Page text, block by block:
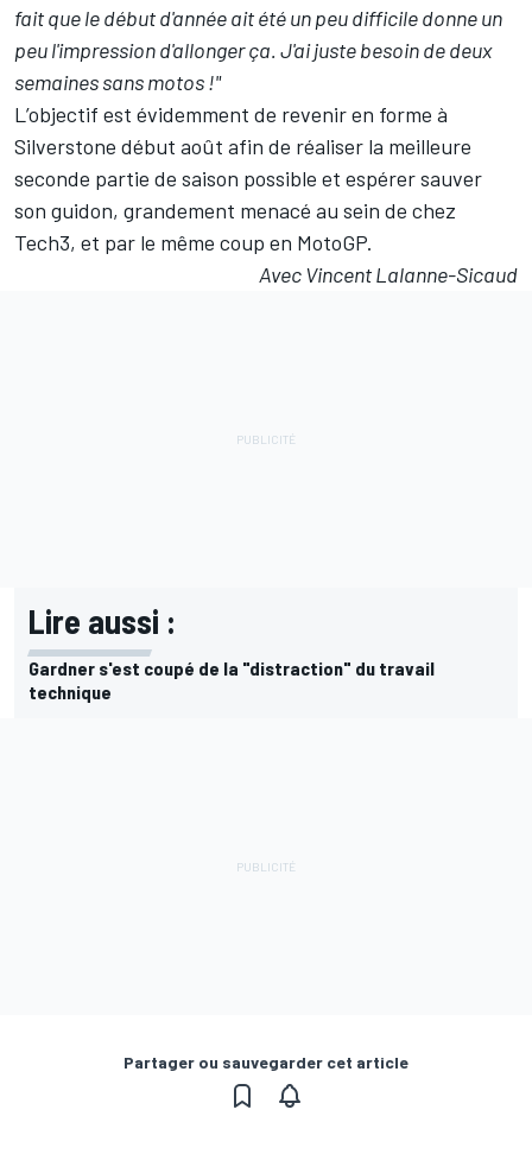
fait que le début d'année ait été un peu difficile donne un
peu l'impression d'allonger ça. J'ai juste besoin de deux
semaines sans motos !"
L’objectif est évidemment de revenir en forme à
Silverstone début août afin de réaliser la meilleure
seconde partie de saison possible et espérer sauver
son guidon, grandement menacé au sein de chez
Tech3, et par le même coup en MotoGP.
Avec Vincent Lalanne-Sicaud
Lire aussi :
Gardner s'est coupé de la "distraction" du travail
technique
Partager ou sauvegarder cet article